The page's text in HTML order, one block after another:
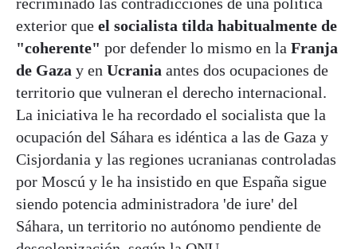
exterior que el socialista tilda habitualmente de
"coherente" por defender lo mismo en la Franja
de Gaza y en Ucrania antes dos ocupaciones de
territorio que vulneran el derecho internacional.
La iniciativa le ha recordado el socialista que la
ocupación del Sáhara es idéntica a las de Gaza y
Cisjordania y las regiones ucranianas controladas
por Moscú y le ha insistido en que España sigue
siendo potencia administradora 'de iure' del
Sáhara, un territorio no autónomo pendiente de